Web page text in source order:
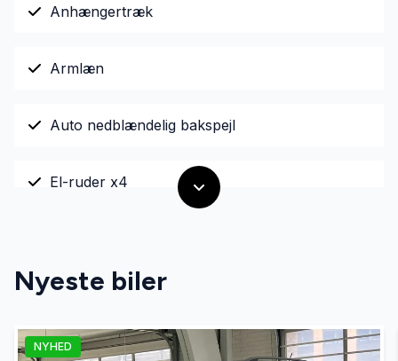
Anhængertræk
Armlæn
Auto nedblændelig bakspejl
El-ruder x4
Fjernbetjent centrallås
Infocenter
Nyeste biler
NYHED